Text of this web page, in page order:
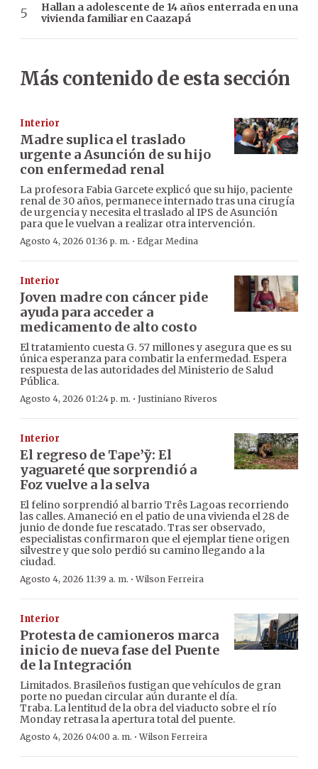
Hallan a adolescente de 14 años enterrada en una
vivienda familiar en Caazapá
Más contenido de esta sección
Interior
Madre suplica el traslado
urgente a Asunción de su hijo
con enfermedad renal
La profesora Fabia Garcete explicó que su hijo, paciente
renal de 30 años, permanece internado tras una cirugía
de urgencia y necesita el traslado al IPS de Asunción
para que le vuelvan a realizar otra intervención.
Agosto 4, 2026 01:36 p. m. · Edgar Medina
Interior
Joven madre con cáncer pide
ayuda para acceder a
medicamento de alto costo
El tratamiento cuesta G. 57 millones y asegura que es su
única esperanza para combatir la enfermedad. Espera
respuesta de las autoridades del Ministerio de Salud
Pública.
Agosto 4, 2026 01:24 p. m. · Justiniano Riveros
Interior
El regreso de Tape’ỹ: El
yaguareté que sorprendió a
Foz vuelve a la selva
El felino sorprendió al barrio Três Lagoas recorriendo
las calles. Amaneció en el patio de una vivienda el 28 de
junio de donde fue rescatado. Tras ser observado,
especialistas confirmaron que el ejemplar tiene origen
silvestre y que solo perdió su camino llegando a la
ciudad.
Agosto 4, 2026 11:39 a. m. ·Wilson Ferreira
Interior
Protesta de camioneros marca
inicio de nueva fase del Puente
de la Integración
Limitados. Brasileños fustigan que vehículos de gran
porte no puedan circular aún durante el día.
Traba. La lentitud de la obra del viaducto sobre el río
Monday retrasa la apertura total del puente.
Agosto 4, 2026 04:00 a. m. ·Wilson Ferreira